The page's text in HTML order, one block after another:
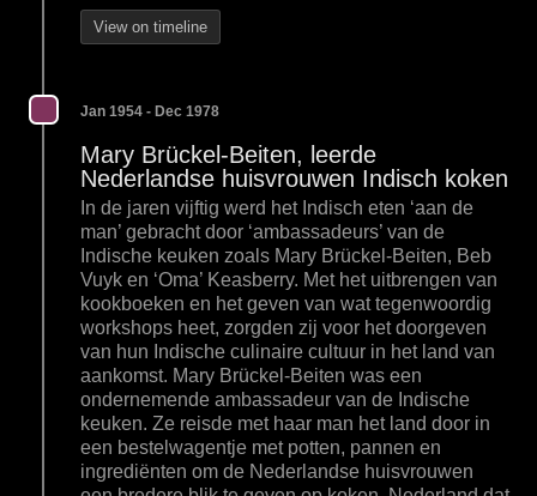
View on timeline
Jan 1954 - Dec 1978
Mary Brückel-Beiten, leerde
Nederlandse huisvrouwen Indisch koken
In de jaren vijftig werd het Indisch eten ‘aan de
man’ gebracht door ‘ambassadeurs’ van de
Indische keuken zoals Mary Brückel-Beiten, Beb
Vuyk en ‘Oma’ Keasberry. Met het uitbrengen van
kookboeken en het geven van wat tegenwoordig
workshops heet, zorgden zij voor het doorgeven
van hun Indische culinaire cultuur in het land van
aankomst. Mary Brückel-Beiten was een
ondernemende ambassadeur van de Indische
keuken. Ze reisde met haar man het land door in
een bestelwagentje met potten, pannen en
ingrediënten om de Nederlandse huisvrouwen